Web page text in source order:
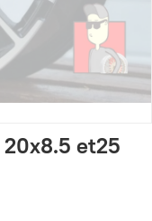
20x8.5 et25